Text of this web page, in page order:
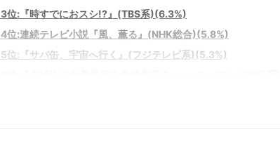
3位:『時すでにおスシ!?』(TBS系)(6.3%)
4位:連続テレビ小説『風、薫る』(NHK総合)(5.8%)
5位:『サバ缶、宇宙へ行く』(フジテレビ系)(5.3%)